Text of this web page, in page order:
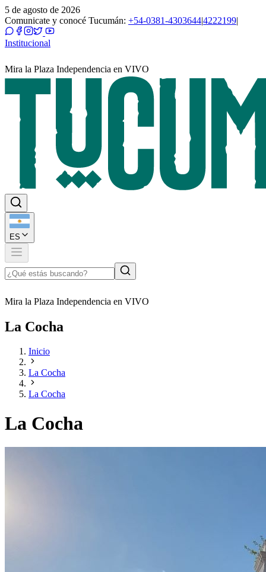
5 de agosto de 2026
Comunicate y conocé Tucumán: +54-0381-4303644|4222199|
Institucional
Mira la Plaza Independencia en VIVO
ES
Mira la Plaza Independencia en VIVO
La Cocha
Inicio
La Cocha
La Cocha
La Cocha